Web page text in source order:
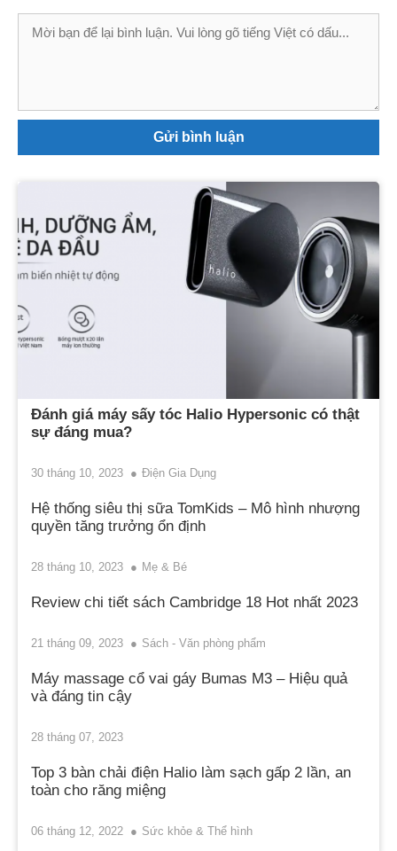
Bình
Đánh giá máy sấy tóc Halio Hypersonic có thật
sự đáng mua?
30 tháng 10, 2023 Điện Gia Dụng
Hệ thống siêu thị sữa TomKids – Mô hình nhượng
quyền tăng trưởng ổn định
28 tháng 10, 2023 Mẹ & Bé
Review chi tiết sách Cambridge 18 Hot nhất 2023
21 tháng 09, 2023 Sách - Văn phòng phẩm
Máy massage cổ vai gáy Bumas M3 – Hiệu quả
và đáng tin cậy
28 tháng 07, 2023
Top 3 bàn chải điện Halio làm sạch gấp 2 lần, an
toàn cho răng miệng
06 tháng 12, 2022 Sức khỏe & Thể hình